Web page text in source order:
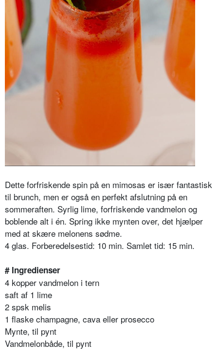
Dette forfriskende spin på en mimosas er især fantastisk
til brunch, men er også en perfekt afslutning på en
sommeraften. Syrlig lime, forfriskende vandmelon og
boblende alt i én. Spring ikke mynten over, det hjælper
med at skære melonens sødme.
4 glas. Forberedelsestid: 10 min. Samlet tid: 15 min.
# Ingredienser
4 kopper vandmelon i tern
saft af 1 lime
2 spsk melis
1 flaske champagne, cava eller prosecco
Mynte, til pynt
Vandmelonbåde, til pynt